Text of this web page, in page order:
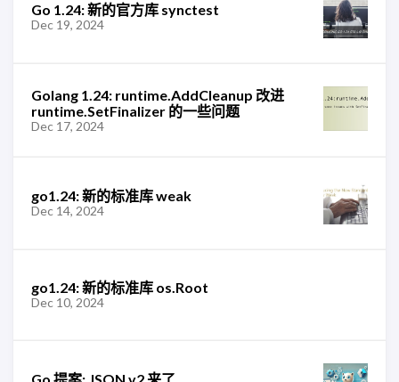
Go 1.24: 新的官方库 synctest
Dec 19, 2024
Golang 1.24: runtime.AddCleanup 改进
runtime.SetFinalizer 的一些问题
Dec 17, 2024
go1.24: 新的标准库 weak
Dec 14, 2024
go1.24: 新的标准库 os.Root
Dec 10, 2024